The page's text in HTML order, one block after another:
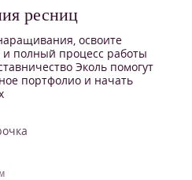
ресниц
освоите
и полный процесс работы
Эколь помогут
портфолио и начать